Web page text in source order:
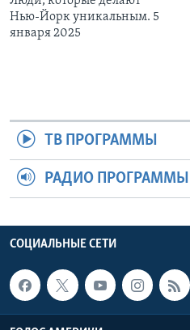
Нью-Йорк уникальным. 5
января 2025
ТВ ПРОГРАММЫ
РАДИО ПРОГРАММЫ
СОЦИАЛЬНЫЕ СЕТИ